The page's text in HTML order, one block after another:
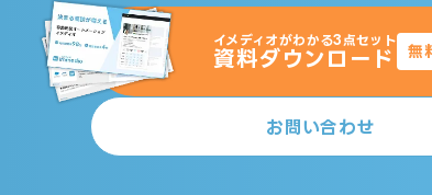
イメディオがわかる3点セット
資料ダウンロード 無
お問い合わせ